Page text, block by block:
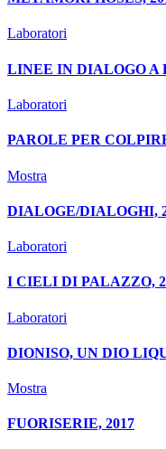
Laboratori
LINEE IN DIALOGO A
Laboratori
PAROLE PER
Mostra
DIALOGE/DIALOGHI,
Laboratori
I CIELI DI PALAZZO,
Laboratori
DIONISO, UN DIO
Mostra
FUORISERIE, 2017